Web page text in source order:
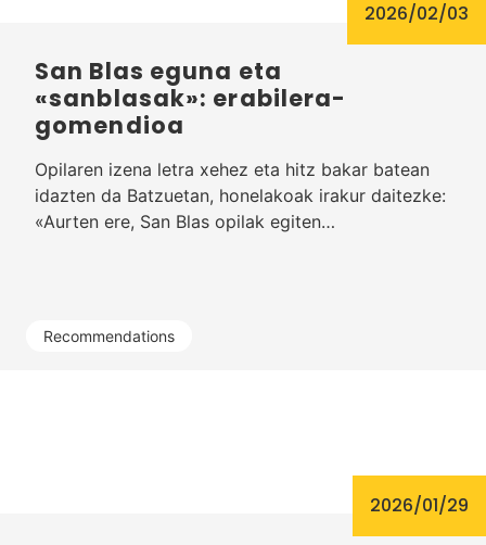
Recommendations
2026/02/03
San Blas eguna eta
«sanblasak»: erabilera-
gomendioa
Opilaren izena letra xehez eta hitz bakar batean
idazten da Batzuetan, honelakoak irakur daitezke:
«Aurten ere, San Blas opilak egiten…
2026/01/29